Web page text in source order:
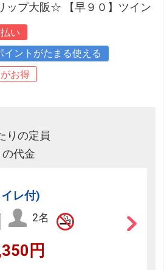
ップ大阪☆ 【早９０】ツイン
い
イントがたまる使える
お得
りの定員
代金
レ付)
2名
円